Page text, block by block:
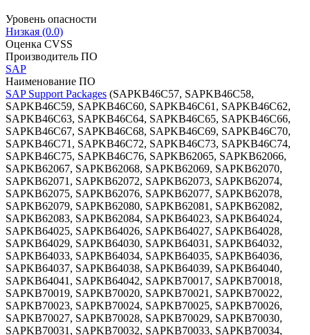
Уровень опасности
Низкая (0.0)
Оценка CVSS
Производитель ПО
SAP
Наименование ПО
SAP Support Packages (SAPKB46C57, SAPKB46C58,
SAPKB46C59, SAPKB46C60, SAPKB46C61, SAPKB46C62,
SAPKB46C63, SAPKB46C64, SAPKB46C65, SAPKB46C66,
SAPKB46C67, SAPKB46C68, SAPKB46C69, SAPKB46C70,
SAPKB46C71, SAPKB46C72, SAPKB46C73, SAPKB46C74,
SAPKB46C75, SAPKB46C76, SAPKB62065, SAPKB62066,
SAPKB62067, SAPKB62068, SAPKB62069, SAPKB62070,
SAPKB62071, SAPKB62072, SAPKB62073, SAPKB62074,
SAPKB62075, SAPKB62076, SAPKB62077, SAPKB62078,
SAPKB62079, SAPKB62080, SAPKB62081, SAPKB62082,
SAPKB62083, SAPKB62084, SAPKB64023, SAPKB64024,
SAPKB64025, SAPKB64026, SAPKB64027, SAPKB64028,
SAPKB64029, SAPKB64030, SAPKB64031, SAPKB64032,
SAPKB64033, SAPKB64034, SAPKB64035, SAPKB64036,
SAPKB64037, SAPKB64038, SAPKB64039, SAPKB64040,
SAPKB64041, SAPKB64042, SAPKB70017, SAPKB70018,
SAPKB70019, SAPKB70020, SAPKB70021, SAPKB70022,
SAPKB70023, SAPKB70024, SAPKB70025, SAPKB70026,
SAPKB70027, SAPKB70028, SAPKB70029, SAPKB70030,
SAPKB70031, SAPKB70032, SAPKB70033, SAPKB70034,